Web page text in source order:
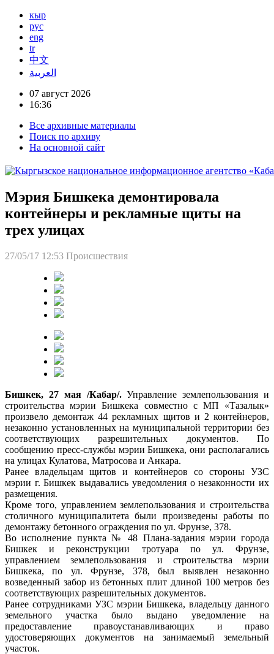
кыр
рус
eng
tr
中文
العربية
07 август 2026
16:36
Все архивные материалы
Поиск по архиву
На основной сайт
Мэрия Бишкека демонтировала
контейнеры и рекламные щиты на
трех улицах
27/05/17 12:53 Происшествия
Бишкек, 27 мая /Кабар/.Управление землепользования и
строительства мэрии Бишкека совместно с МП «Тазалык»
произвело демонтаж 44 рекламных щитов и 2 контейнеров,
незаконно установленных на муниципальной территории без
соответствующих разрешительных документов. По
сообщению пресс-службы мэрии Бишкека, они располагались
на улицах Кулатова, Матросова и Анкара.
Ранее владельцам щитов и контейнеров со стороны УЗС
мэрии г. Бишкек выдавались уведомления о незаконности их
размещения.
Кроме того, управлением землепользования и строительства
столичного муниципалитета были произведены работы по
демонтажу бетонного ограждения по ул. Фрунзе, 378.
Во исполнение пункта № 48 Плана-задания мэрии города
Бишкек и реконструкции тротуара по ул. Фрунзе,
управлением землепользования и строительства мэрии
Бишкека, по ул. Фрунзе, 378, был выявлен незаконно
возведенный забор из бетонных плит длиной 100 метров без
соответствующих разрешительных документов.
Ранее сотрудниками УЗС мэрии Бишкека, владельцу данного
земельного участка было выдано уведомление на
предоставление правоустанавливающих и право
удостоверяющих документов на занимаемый земельный
участок.